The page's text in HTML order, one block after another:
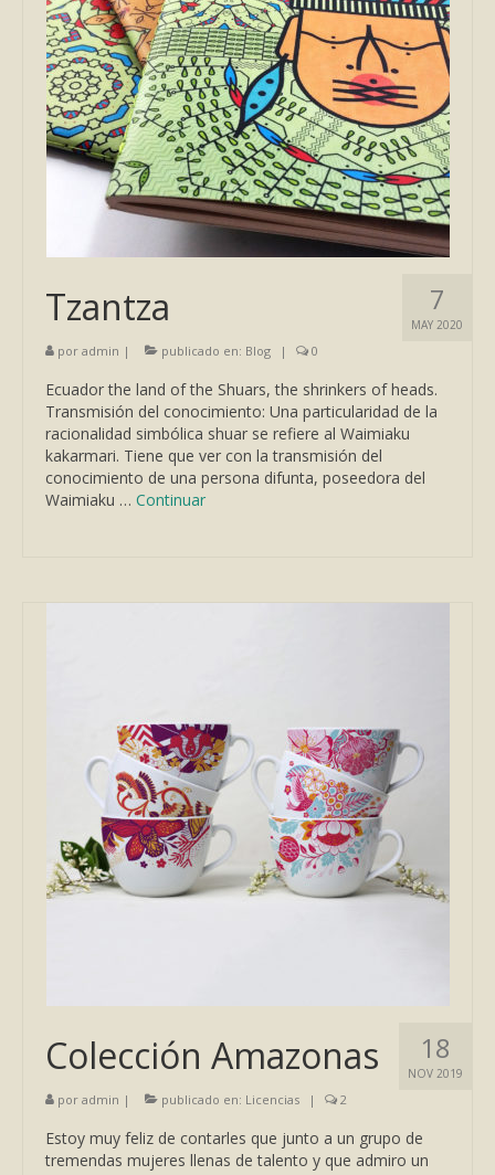
7
MAY 2020
Tzantza
por admin | publicado en: Blog | 0
Ecuador the land of the Shuars, the shrinkers of heads.
Transmisión del conocimiento: Una particularidad de la
racionalidad simbólica shuar se refiere al Waimiaku
kakarmari. Tiene que ver con la transmisión del
conocimiento de una persona difunta, poseedora del
Waimiaku … Continuar
18
NOV 2019
Colección Amazonas
por admin | publicado en: Licencias | 2
Estoy muy feliz de contarles que junto a un grupo de
tremendas mujeres llenas de talento y que admiro un